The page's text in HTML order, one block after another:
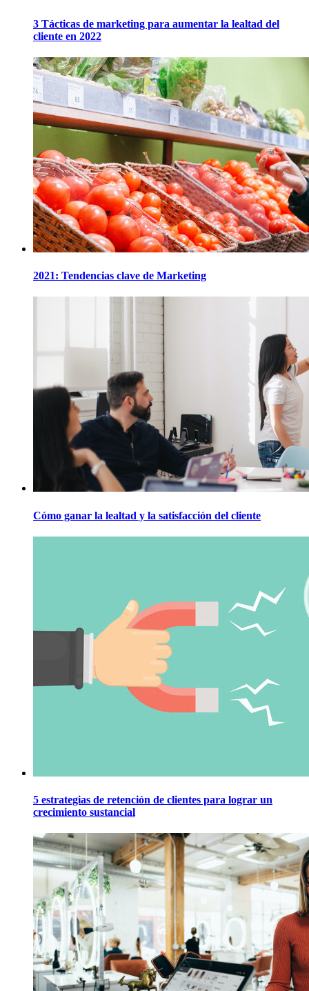
3 Tácticas de marketing para aumentar la lealtad del
cliente en 2022
2021: Tendencias clave de Marketing
Cómo ganar la lealtad y la satisfacción del cliente
5 estrategias de retención de clientes para lograr un
crecimiento sustancial